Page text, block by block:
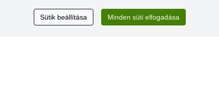
Excellent service
Sütik beállítása Minden süti elfogadása